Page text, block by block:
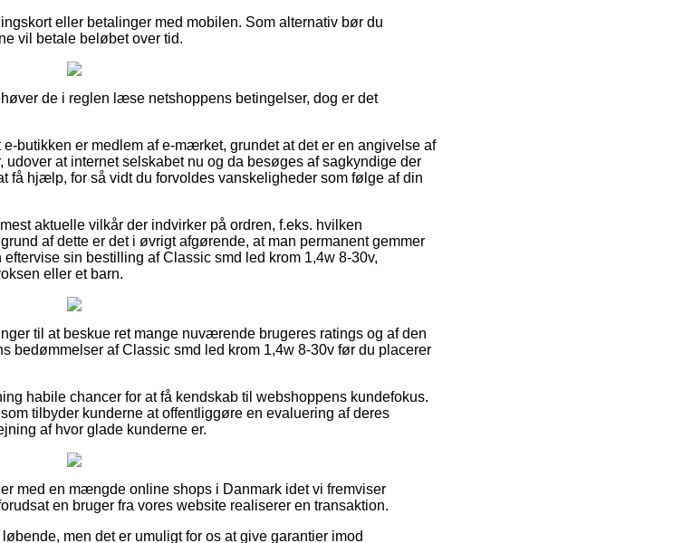
eller betalinger med mobilen. Som alternativ bør du
vil betale beløbet over tid.
de i reglen læse netshoppens betingelser, dog er det
butikken er medlem af e-mærket, grundet at det er en angivelse af
at internet selskabet nu og da besøges af sagkyndige der
få hjælp, for så vidt du forvoldes vanskeligheder som følge af din
aktuelle vilkår der indvirker på ordren, f.eks. hvilken
af dette er det i øvrigt afgørende, at man permanent gemmer
sin bestilling af Classic smd led krom 1,4w 8-30v,
eller et barn.
til at beskue ret mange nuværende brugeres ratings og af den
bedømmelser af Classic smd led krom 1,4w 8-30v før du placerer
habile chancer for at få kendskab til webshoppens kundefokus.
tilbyder kunderne at offentliggøre en evaluering af deres
af hvor glade kunderne er.
med en mængde online shops i Danmark idet vi fremviser
en bruger fra vores website realiserer en transaktion.
men det er umuligt for os at give garantier imod